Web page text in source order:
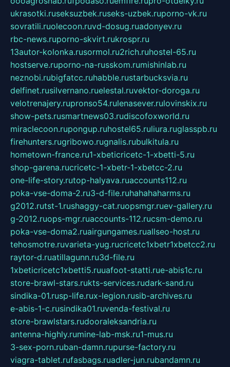
ukrasotki.ruseksuzbek.ruseks-uzbek.ruporno-vk.ru
sovratili.ruolecoon.ruvd-dosug.ruadonyev.ru
rbc-news.ruporno-skvirt.rukrospr.ru
13autor-kolonka.rusormol.ru2rich.ruhostel-65.ru
hostserve.ruporno-na-russkom.rumishinlab.ru
neznobi.rubigfatcc.ruhabble.rustarbucksvia.ru
delfinet.rusilvernano.ruelestal.ruvektor-doroga.ru
velotrenajery.rupronso54.rulenasever.rulovinskix.ru
show-pets.rusmartnews03.rudiscofoxworld.ru
miraclecoon.rupongup.ruhostel65.ruliura.ruglasspb.ru
firehunters.rugribowo.rugnalis.rubulkitula.ru
hometown-france.ru1-xbeticricetc-1-xbetti-5.ru
shop-garena.rucricetc-1-xbetr-1-xbetcc-2.ru
one-life-story.rutop-halyava.ruaccounts112.ru
poka-vse-doma-2.ru3-d-file.ruhahahaharms.ru
g2012.rutst-1.rushaggy-cat.ruopsmgr.ruev-gallery.ru
g-2012.ruops-mgr.ruaccounts-112.rucsm-demo.ru
poka-vse-doma2.ruairgungames.ruallseo-host.ru
tehosmotre.ruvarieta-yug.rucricetc1xbetr1xbetcc2.ru
raytor-d.ruatillagunn.ru3d-file.ru
1xbeticricetc1xbetti5.ruuafoot-statti.rue-abis1c.ru
store-brawl-stars.rukts-services.rudark-sand.ru
sindika-01.rusp-life.rux-legion.rusib-archives.ru
e-abis-1-c.rusindika01.ruvenda-festival.ru
store-brawlstars.rudooraleksandria.ru
antenna-highly.rumine-lab-msk.ru1-mus.ru
3-sex-porn.ruban-damn.rupurse-factory.ru
viagra-tablet.rufasbags.ruadler-jun.rubandamn.ru